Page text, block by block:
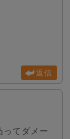
返信
ってダメー